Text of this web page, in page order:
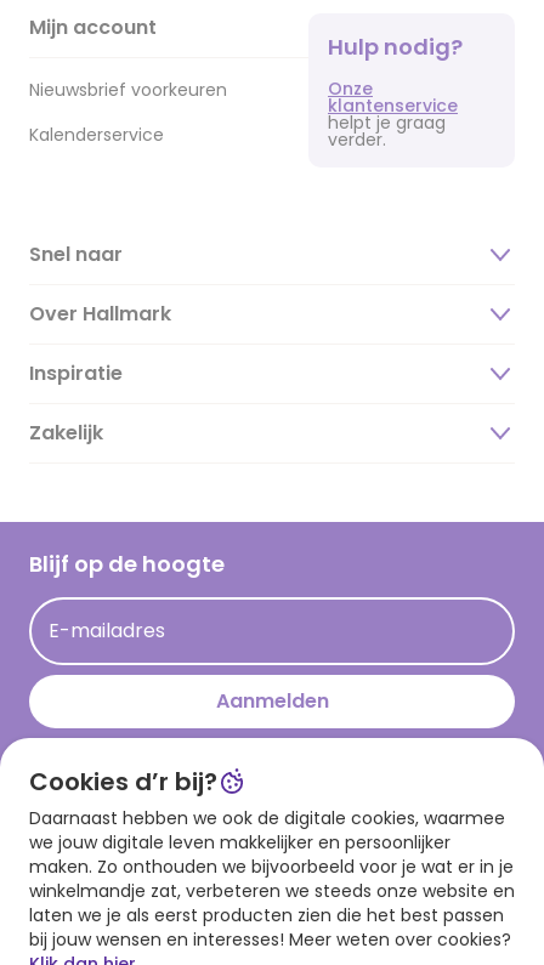
Mijn account
Nieuwsbrief voorkeuren
Kalenderservice
Hulp nodig?
Onze
klantenservice
helpt je graag
verder.
Snel naar
Over Hallmark
Over ons
Duurzaamheid
Hallmark Kaartclub
Acties
Persberichten
Inspiratie
Magazine
Cadeau inspiratie
Op kamp gedichten en versjes
Leuke en grappige op kamp teksten
kamppost inspiratie
Zakelijk
Blijf op de hoogte
E-mailadres
Aanmelden
Download onze app
Cookies d’r bij?
Daarnaast hebben we ook de digitale cookies, waarmee
we jouw digitale leven makkelijker en persoonlijker
maken. Zo onthouden we bijvoorbeeld voor je wat er in je
winkelmandje zat, verbeteren we steeds onze website en
laten we je als eerst producten zien die het best passen
bij jouw wensen en interesses! Meer weten over cookies?